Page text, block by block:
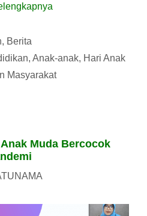
, Berita
, Anak-anak, Hari Anak
Masyarakat
Muda Bercocok